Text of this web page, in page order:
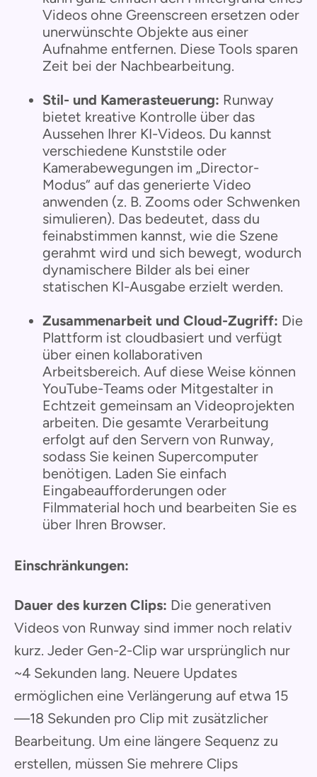
Videos ohne Greenscreen ersetzen oder
unerwünschte Objekte aus einer
Aufnahme entfernen. Diese Tools sparen
Zeit bei der Nachbearbeitung.
Stil- und Kamerasteuerung: Runway
bietet kreative Kontrolle über das
Aussehen Ihrer KI-Videos. Du kannst
verschiedene Kunststile oder
Kamerabewegungen im „Director-
Modus“ auf das generierte Video
anwenden (z. B. Zooms oder Schwenken
simulieren). Das bedeutet, dass du
feinabstimmen kannst, wie die Szene
gerahmt wird und sich bewegt, wodurch
dynamischere Bilder als bei einer
statischen KI-Ausgabe erzielt werden.
Zusammenarbeit und Cloud-Zugriff: Die
Plattform ist cloudbasiert und verfügt
über einen kollaborativen
Arbeitsbereich. Auf diese Weise können
YouTube-Teams oder Mitgestalter in
Echtzeit gemeinsam an Videoprojekten
arbeiten. Die gesamte Verarbeitung
erfolgt auf den Servern von Runway,
sodass Sie keinen Supercomputer
benötigen. Laden Sie einfach
Eingabeaufforderungen oder
Filmmaterial hoch und bearbeiten Sie es
über Ihren Browser.
Einschränkungen:
Dauer des kurzen Clips: Die generativen
Videos von Runway sind immer noch relativ
kurz. Jeder Gen-2-Clip war ursprünglich nur
~4 Sekunden lang. Neuere Updates
ermöglichen eine Verlängerung auf etwa 15
—18 Sekunden pro Clip mit zusätzlicher
Bearbeitung. Um eine längere Sequenz zu
erstellen, müssen Sie mehrere Clips